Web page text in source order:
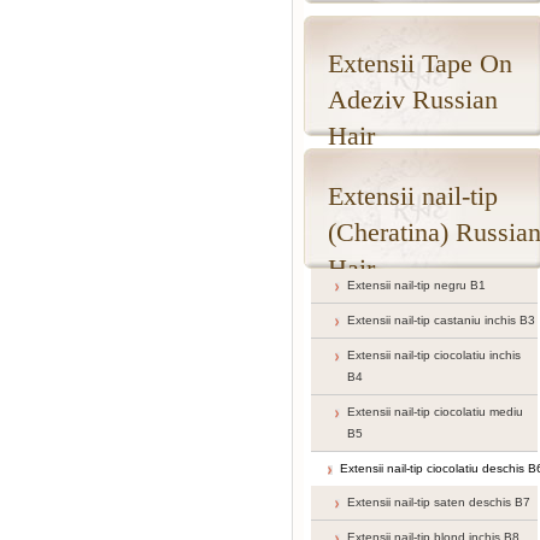
Extensii Tape On
Adeziv Russian
Hair
Extensii nail-tip
(Cheratina) Russian
Hair
Extensii nail-tip negru B1
Extensii nail-tip castaniu inchis B3
Extensii nail-tip ciocolatiu inchis
B4
Extensii nail-tip ciocolatiu mediu
B5
Extensii nail-tip ciocolatiu deschis
Extensii nail-tip saten deschis B7
Extensii nail-tip blond inchis B8